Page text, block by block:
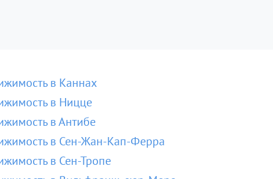
в Каннах
в Ницце
в Антибе
в Сен-Жан-Кап-Ферра
в Сен-Тропе